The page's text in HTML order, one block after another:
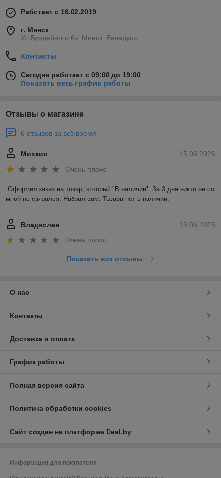
Работает с 16.02.2019
г. Минск
Ул.Бурдейного 6в, Минск, Беларусь
Контакты
Сегодня работает с 09:00 до 19:00
Показать весь график работы
Отзывы о магазине
6 отзывов за всё время
15.06.2026
Михаил
Очень плохо
Оформил заказ на товар, который "В наличии". За 3 дня никто не со
мной не связался. Набрал сам. Товара нет в наличии.
19.06.2025
Владислав
Очень плохо
Показать все отзывы
О нас
Контакты
Доставка и оплата
График работы
Полная версия сайта
Политика обработки cookies
Сайт создан на платформе Deal.by
Информация для покупателя